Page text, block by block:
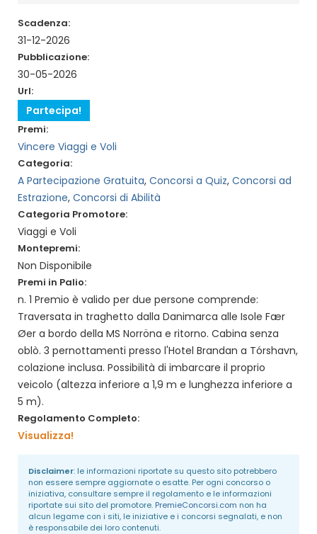
Scadenza:
31-12-2026
Pubblicazione:
30-05-2026
Url:
Partecipa!
Premi:
Vincere Viaggi e Voli
Categoria:
A Partecipazione Gratuita, Concorsi a Quiz, Concorsi ad
Estrazione, Concorsi di Abilità
Categoria Promotore:
Viaggi e Voli
Montepremi:
Non Disponibile
Premi in Palio:
n. 1 Premio è valido per due persone comprende:
Traversata in traghetto dalla Danimarca alle Isole Fær
Øer a bordo della MS Norröna e ritorno. Cabina senza
oblò. 3 pernottamenti presso l'Hotel Brandan a Tórshavn,
colazione inclusa. Possibilità di imbarcare il proprio
veicolo (altezza inferiore a 1,9 m e lunghezza inferiore a
5 m).
Regolamento Completo:
Visualizza!
Disclaimer: le informazioni riportate su questo sito potrebbero
non essere sempre aggiornate o esatte. Per ogni concorso o
iniziativa, consultare sempre il regolamento e le informazioni
riportate sui sito del promotore. PremieConcorsi.com non ha
alcun legame con i siti, le iniziative e i concorsi segnalati, e non
è responsabile dei loro contenuti.